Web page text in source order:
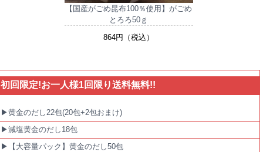
【国産がごめ昆布100％使用】がごめ
とろろ50ｇ
864円（税込）
初回限定!お一人様1回限り送料無料!!
▶黄金のだし22包(20包+2包おまけ)
▶減塩黄金のだし18包
▶【大容量パック】黄金のだし50包